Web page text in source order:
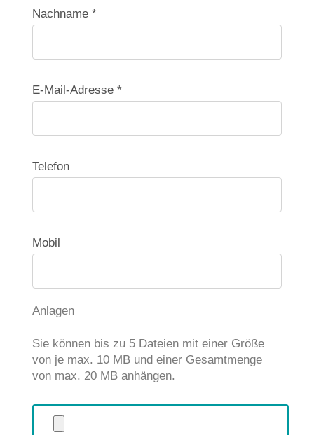
Nachname *
E-Mail-Adresse *
Telefon
Mobil
Anlagen
Sie können bis zu 5 Dateien mit einer Größe
von je max. 10 MB und einer Gesamtmenge
von max. 20 MB anhängen.